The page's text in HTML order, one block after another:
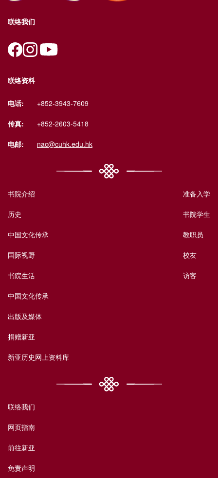
联络我们
联络资料
电话: +852-3943-7609
传真: +852-2603-5418
电邮: nac@cuhk.edu.hk
书院介绍
历史
中国文化传承
国际视野
书院生活
中国文化传承
出版及媒体
捐赠新亚
新亚历史网上资料库
准备入学
书院学生
教职员
校友
访客
联络我们
网页指南
前往新亚
免责声明